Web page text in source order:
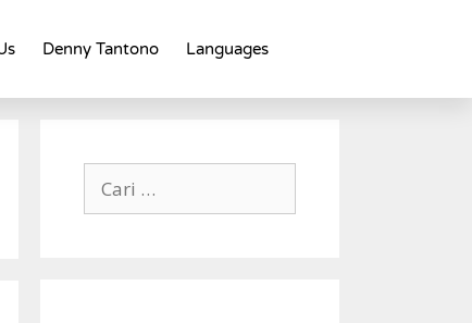
Denny Tantono Languages